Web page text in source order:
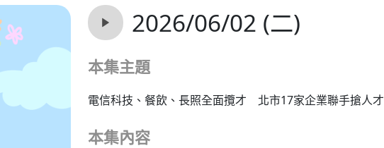
2026/06/02 (二)
本集主題
電信科技、餐飲、長照全面攬才 北市17家企業聯手搶人才
本集內容